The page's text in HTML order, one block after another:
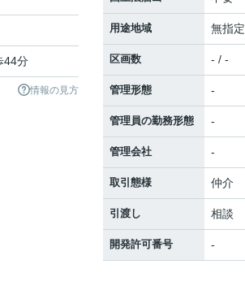
44分
情報の見方
用途地域 無指定
区画数 - / -
管理形態 -
管理員の勤務形態 -
管理会社 -
取引態様 仲介
引渡し 相談
開発許可番号 -